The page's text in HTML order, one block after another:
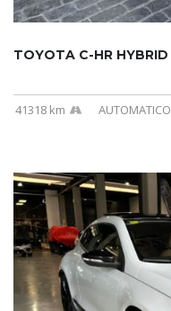
41318 km AUTOMATICO